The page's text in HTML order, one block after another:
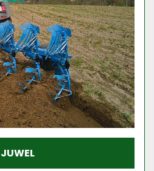
JUWEL